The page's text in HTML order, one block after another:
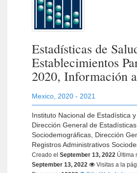
Estadísticas de
Establecimientos
2020, Información
Mexico 2020 - 2021
Instituto Nacional de Estadística y
Dirección General de Estadísticas
Sociodemográficas, Dirección
Registros Administrativos
Creado el September 13, 2022 Última
September 13, 2022
Visitas a la